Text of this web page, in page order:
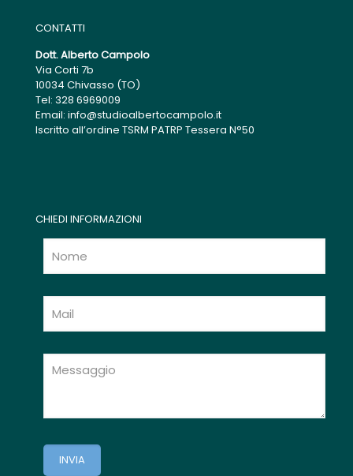
CONTATTI
Dott. Alberto Campolo
Via Corti 7b
10034 Chivasso (TO)
Tel: 328 6969009
Email: info@studioalbertocampolo.it
Iscritto all’ordine TSRM PATRP Tessera N°50
CHIEDI INFORMAZIONI